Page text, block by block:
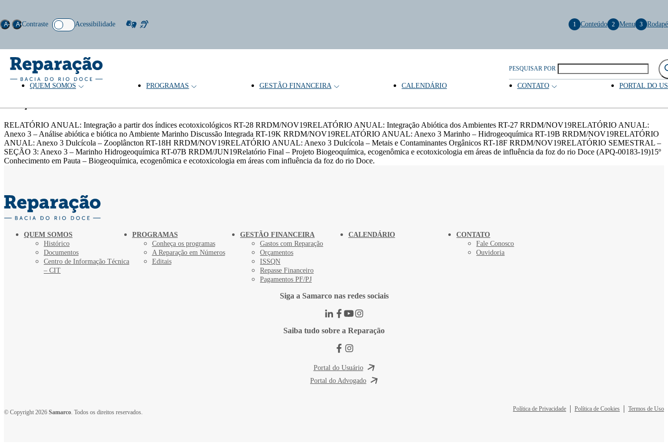
PESQUISAR POR
QUEM SOMOS PROGRAMAS GESTÃO FINANCEIRA CALENDÁRIO CONTATO PORTAL DO
Acessibilidade
A- A+Contraste 1 Conteúdo 2 Menu 3 Rodapé
RELATÓRIO ANUAL: Integração a partir dos índices ecotoxicológicos RT-28 RRDM/NOV19RELATÓRIO ANUAL: Integração Abiótica dos Ambientes RT-27 RRDM/NOV19RELATÓRIO ANUAL:
Anexo 3 – Análise abiótica e biótica no Ambiente Marinho Discussão Integrada RT-19K RRDM/NOV19RELATÓRIO ANUAL: Anexo 3 Marinho – Hidrogeoquímica RT-19B RRDM/NOV19RELATÓRIO
ANUAL: Anexo 3 Dulcícola – Zooplâncton RT-18H RRDM/NOV19RELATÓRIO ANUAL: Anexo 3 Dulcícola – Metais e Contaminantes Orgânicos RT-18F RRDM/NOV19RELATÓRIO SEMESTRAL –
SEÇÃO 3: Anexo 3 – Marinho Hidrogeoquímica RT-07B RRDM/JUN19Relatório Final – Projeto Biogeoquímica, ecogenômica e ecotoxicologia em áreas de influência da foz do rio Doce (APQ-00183-19)15º
Conhecimento em Pauta – Biogeoquímica, ecogenômica e ecotoxicologia em áreas com influência da foz do rio Doce.
QUEM SOMOS
Histórico
Documentos
Centro de Informação Técnica
– CIT
PROGRAMAS
Conheça os programas
A Reparação em Números
Editais
GESTÃO FINANCEIRA
Gastos com Reparação
Orçamentos
ISSQN
Repasse Financeiro
Pagamentos PF/PJ
CALENDÁRIO
CONTATO
Fale Conosco
Ouvidoria
Siga a Samarco nas redes sociais
Saiba tudo sobre a Reparação
Portal do Usuário
Portal do Advogado
© Copyright 2026 Samarco . Todos os direitos reservados. Política de Privacidade Política de Cookies Termos de Uso